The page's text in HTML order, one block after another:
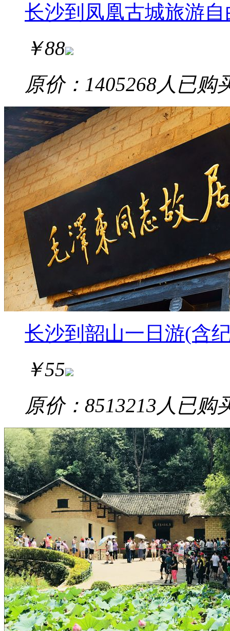
长沙到凤凰古城旅游自
￥88
原价：1405268 人已购
长沙到韶山一日游(含
￥55
原价：8513213 人已购